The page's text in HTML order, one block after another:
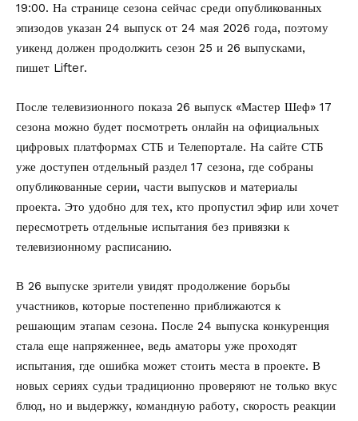
19:00. На странице сезона сейчас среди опубликованных
эпизодов указан 24 выпуск от 24 мая 2026 года, поэтому
уикенд должен продолжить сезон 25 и 26 выпусками,
пишет Lifter.
После телевизионного показа 26 выпуск «Мастер Шеф» 17
сезона можно будет посмотреть онлайн на официальных
цифровых платформах СТБ и Телепортале. На сайте СТБ
уже доступен отдельный раздел 17 сезона, где собраны
опубликованные серии, части выпусков и материалы
проекта. Это удобно для тех, кто пропустил эфир или хочет
пересмотреть отдельные испытания без привязки к
телевизионному расписанию.
В 26 выпуске зрители увидят продолжение борьбы
участников, которые постепенно приближаются к
решающим этапам сезона. После 24 выпуска конкуренция
стала еще напряженнее, ведь аматоры уже проходят
испытания, где ошибка может стоить места в проекте. В
новых сериях судьи традиционно проверяют не только вкус
блюд, но и выдержку, командную работу, скорость реакции